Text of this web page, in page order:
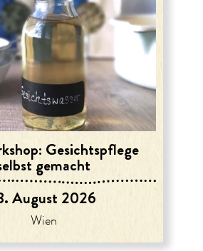
Gesichtspflege
gemacht
August 2026
Wien